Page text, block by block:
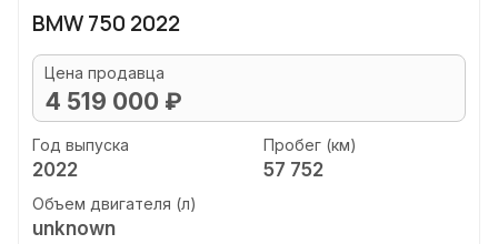
BMW 750 2022
Цена продавца
4 519 000 ₽
Год выпуска
2022
Пробег (км)
57 752
Объем двигателя (л)
unknown